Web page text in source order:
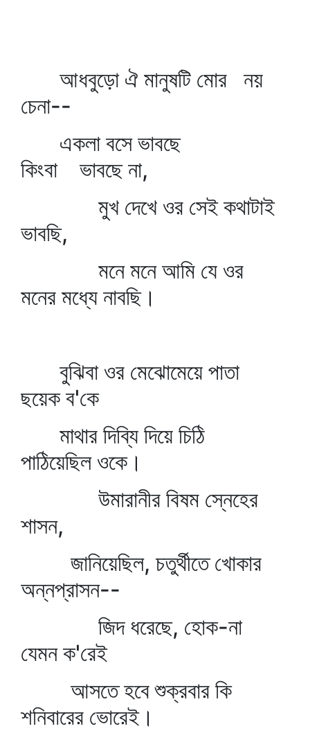
আধবুড়ো ঐ মানুষটি মোর নয়
চেনা--
একলা বসে ভাবছে
কিংবা ভাবছে না,
মুখ দেখে ওর সেই কথাটাই
ভাবছি,
মনে মনে আমি যে ওর
মনের মধ্যে নাবছি।
বুঝিবা ওর মেঝোমেয়ে পাতা
ছয়েক ব'কে
মাথার দিব্যি দিয়ে চিঠি
পাঠিয়েছিল ওকে।
উমারানীর বিষম স্নেহের
শাসন,
জানিয়েছিল, চতুর্থীতে খোকার
অন্নপ্রাসন--
জিদ ধরেছে, হোক-না
যেমন ক'রেই
আসতে হবে শুক্রবার কি
শনিবারের ভোরেই।